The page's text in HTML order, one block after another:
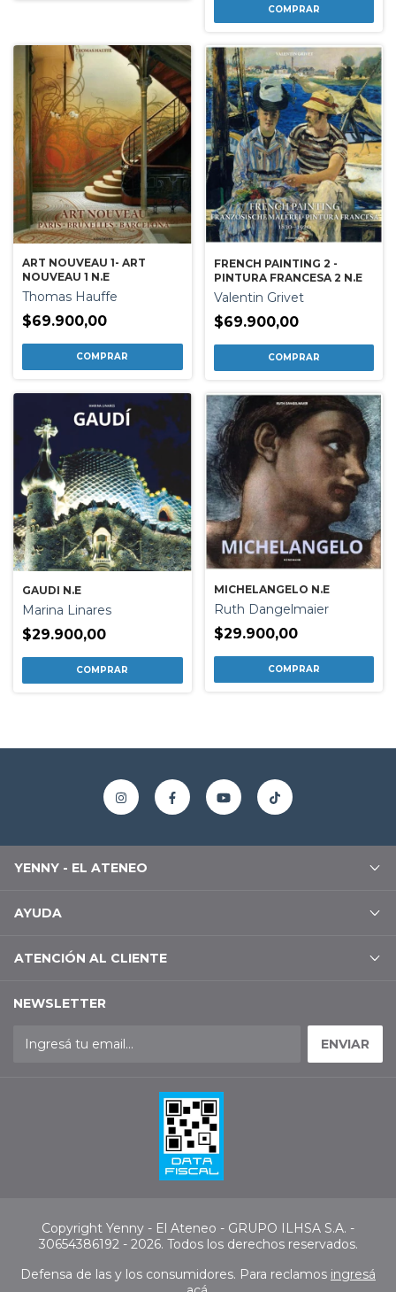
ART NOUVEAU 1- ART
NOUVEAU 1 N.E
Thomas Hauffe
$69.900,00
FRENCH PAINTING 2 -
PINTURA FRANCESA 2 N.E
Valentin Grivet
$69.900,00
GAUDI N.E
Marina Linares
$29.900,00
MICHELANGELO N.E
Ruth Dangelmaier
$29.900,00
YENNY - EL ATENEO
AYUDA
ATENCIÓN AL CLIENTE
NEWSLETTER
Copyright Yenny - El Ateneo - GRUPO ILHSA S.A. -
30654386192 - 2026. Todos los derechos reservados.
Defensa de las y los consumidores. Para reclamos ingresá